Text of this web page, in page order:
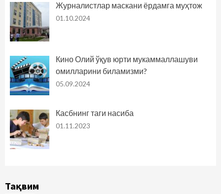
Журналистлар маскани ёрдамга муҳтож
01.10.2024
Кино Олий ўқув юрти мукаммаллашуви
омилларини биламизми?
05.09.2024
Касбнинг таги насиба
01.11.2023
Тақвим